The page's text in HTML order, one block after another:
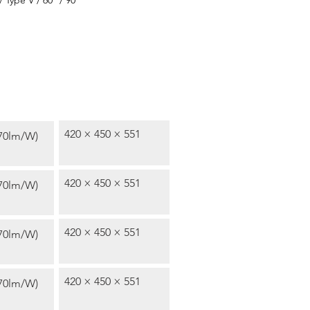
W)
W)
W)
W)
420 × 450 × 551
420 × 450 × 551
420 × 450 × 551
420 × 450 × 551